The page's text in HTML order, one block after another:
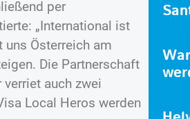
per
„International ist
uns Österreich am
Die Partnerschaft
auch zwei
Local Heros werden